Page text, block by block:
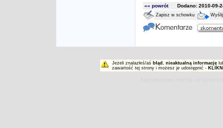
«« powrótDodano: 2010-09-
Zapisz w schowku
Jeżeli znalazłeś/aś błąd , nieaktualną informację
zawartość tej strony i możesz je udostępnić -